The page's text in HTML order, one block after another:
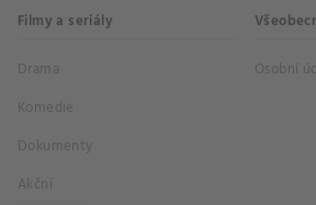
Filmy a seriály
Drama
Komedie
Dokumenty
Akční
Osobní